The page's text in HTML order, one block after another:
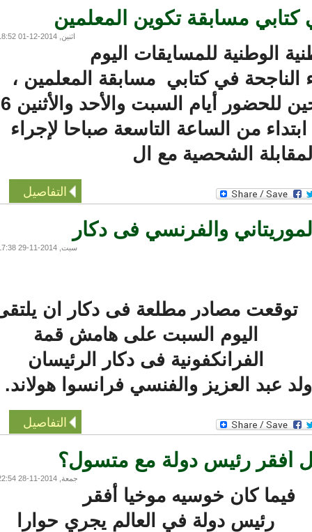
مسابقة تكوين المعلمين
اثنين, 2014-12-01 18:52
الوطنية للمسايقات اليوم
في كتابي مسابقة المعلمين ،
ودعت اللجنة الناجحين للحضور أيام السبت والأحد والأثنين 6-
2014 ابتداء من الساعة التاسعة صباحا لإجراء
الشحصية مع ال
التفاصيل
والفرنسي فى دكار
سبت, 2014-11-29 17:38
مصادر مطلعة فى دكار ان يلتقى
اليوم السبت على هامش قمة
الفرانكفونية فى دكار الرئيسان
عبد العزيز والفنسي فرانسوا هولاند.
التفاصيل
رئيس دولة مع متسول؟
جمعة, 2014-11-28 22:54
فيما كان خوسيه موخيا أفقر
رئيس دولة في العالم يجري حوارا